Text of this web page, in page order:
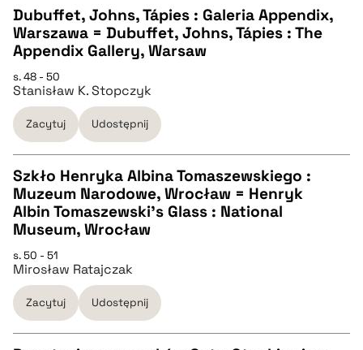
pobierz cytat
CZYSTY TEKST
pobierz cytat
BIBTEX
pobierz cytat
Dubuffet, Johns, Tápies : Galeria Appendix,
Warszawa = Dubuffet, Johns, Tápies : The
Appendix Gallery, Warsaw
s. 48 - 50
Stanisław K. Stopczyk
Zacytuj Udostępnij
CZYSTY TEKST
pobierz cytat
BIBTEX
Szkło Henryka Albina Tomaszewskiego :
Muzeum Narodowe, Wrocław = Henryk
Albin Tomaszewski's Glass : National
Museum, Wrocław
s. 50 - 51
Mirosław Ratajczak
Zacytuj Udostępnij